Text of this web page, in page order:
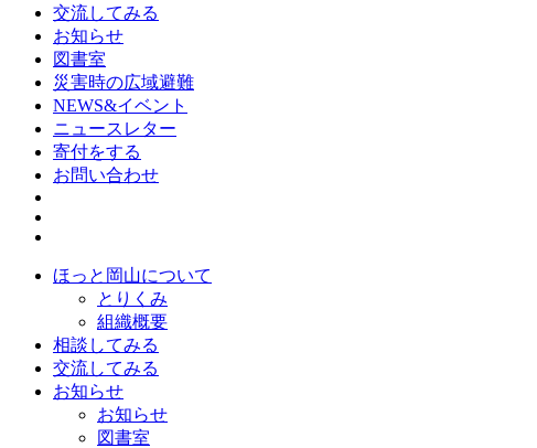
交流してみる
お知らせ
図書室
災害時の広域避難
NEWS&イベント
ニュースレター
寄付をする
お問い合わせ
ほっと岡山について
とりくみ
組織概要
相談してみる
交流してみる
お知らせ
お知らせ
図書室